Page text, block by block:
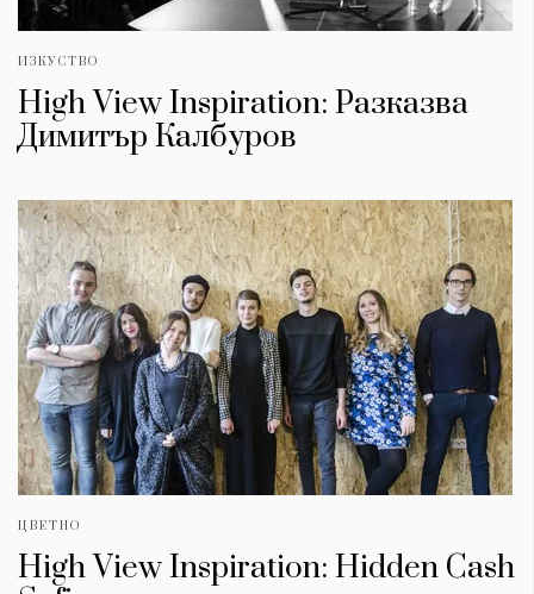
ИЗКУСТВО
High View Inspiration: Разказва
Димитър Калбуров
ЦВЕТНО
High View Inspiration: Hidden Cash